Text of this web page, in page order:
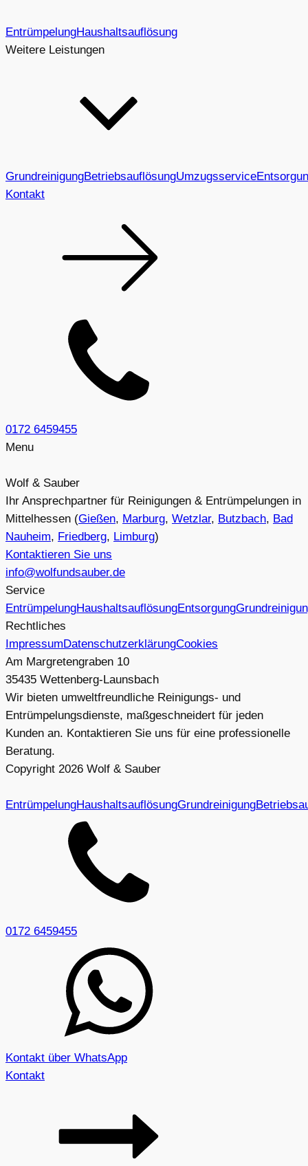
EntrümpelungHaushaltsauflösung
Weitere Leistungen
GrundreinigungBetriebsauflösungUmzugsservice
Kontakt
0172 6459455
Menu
Wolf & Sauber
Ihr Ansprechpartner für Reinigungen & Entrümpelungen in
Mittelhessen (Gießen, Marburg, Wetzlar, Butzbach, Bad
Nauheim, Friedberg, Limburg)
Kontaktieren Sie uns
info@wolfundsauber.de
Service
EntrümpelungHaushaltsauflösungEntsorgung
Rechtliches
ImpressumDatenschutzerklärungCookies
Am Margretengraben 10
35435 Wettenberg-Launsbach
Wir bieten umweltfreundliche Reinigungs- und
Entrümpelungsdienste, maßgeschneidert für jeden
Kunden an. Kontaktieren Sie uns für eine professionelle
Beratung.
Copyright 2026 Wolf & Sauber
EntrümpelungHaushaltsauflösungGrundreinigung
0172 6459455
Kontakt über WhatsApp
Kontakt